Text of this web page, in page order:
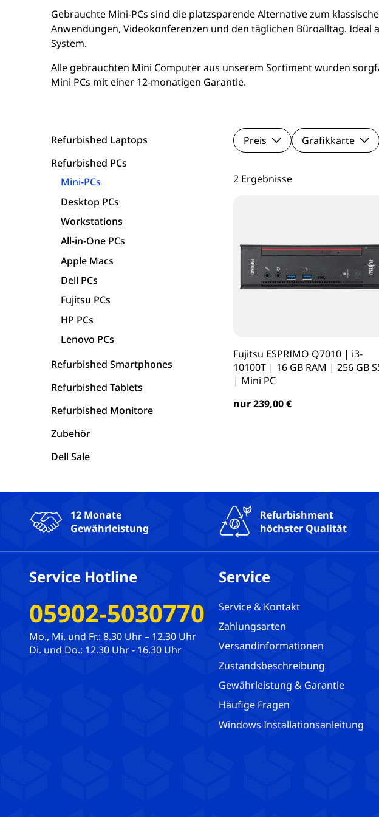
Laptops ab 17 Zoll
& 2-in-1 Laptops
Workstation Laptops
Lenovo Laptops
Fujitsu Laptops
HP Laptops
Asus Laptops
Zubehör
Dell PCs
Fujitsu PCs
Xiaomi Smartphones
Gebrauchte Mini-PCs sind die platzsparende Alternative zum
Anwendungen, Videokonferenzen und den täglichen Büroalltag. Ideal
System.
Alle gebrauchten Mini Computer aus unserem Sortiment wurden
Mini PCs mit einer 12-monatigen Garantie.
Refurbished Laptops
Refurbished PCs
Mini-PCs
Desktop PCs
Workstations
All-in-One PCs
Apple Macs
Dell PCs
Fujitsu PCs
HP PCs
Lenovo PCs
Refurbished Smartphones
Refurbished Tablets
Refurbished Monitore
Zubehör
Dell Sale
Preis Grafikkarte
2 Ergebnisse
Fujitsu ESPRIMO Q7010 | i3-
10100T | 16 GB RAM | 256 GB
| Mini PC
nur 239,00 €
12 Monate
Gewährleistung
Refurbishment
höchster Qualität
Service Hotline
05902-5030770
Mo., Mi. und Fr.: 8.30 Uhr – 12.30 Uhr
Di. und Do.: 12.30 Uhr - 16.30 Uhr
Service
Service & Kontakt
Zahlungsarten
Versandinformationen
Zustandsbeschreibung
Gewährleistung & Garantie
Häufige Fragen
Windows Installationsanleitung